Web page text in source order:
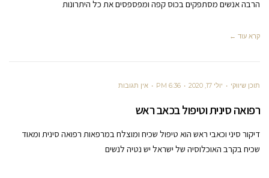
הרבה אנשים מסתפקים בכוס קפה ומפספסים את כל היתרונות
קרא עוד ←
תוכן שיווקי יולי 17, 2020 6:36 PM אין תגובות
רפואה סינית וטיפול בכאב ראש
דיקור סיני וכאבי ראש הוא טיפול שכיח ומוצלח במרפאות רפואה סינית ומאוד
שכיח בקרב האוכלוסיה של ישראל יש נטיה לנשים